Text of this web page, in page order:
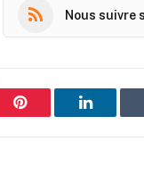
Nous suivre
Pinterest LinkedIn